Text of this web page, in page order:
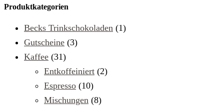
Produktkategorien
Becks Trinkschokoladen (1)
Gutscheine (3)
Kaffee (31)
Entkoffeiniert (2)
Espresso (10)
Mischungen (8)